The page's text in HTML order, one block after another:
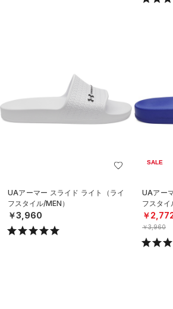
UAアーマー スライド ライト（ライ
フスタイル/MEN）
￥3,960
SALE
UAアー
フスタイ
￥
￥3,960